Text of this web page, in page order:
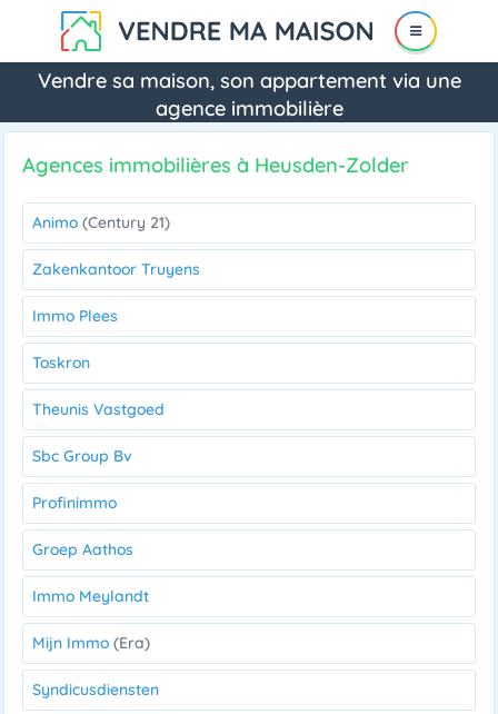
Vendre sa maison, son appartement via une
agence immobilière
Agences immobilières à Heusden-Zolder
Animo (Century 21)
Zakenkantoor Truyens
Immo Plees
Toskron
Theunis Vastgoed
Sbc Group Bv
Profinimmo
Groep Aathos
Immo Meylandt
Mijn Immo (Era)
Syndicusdiensten